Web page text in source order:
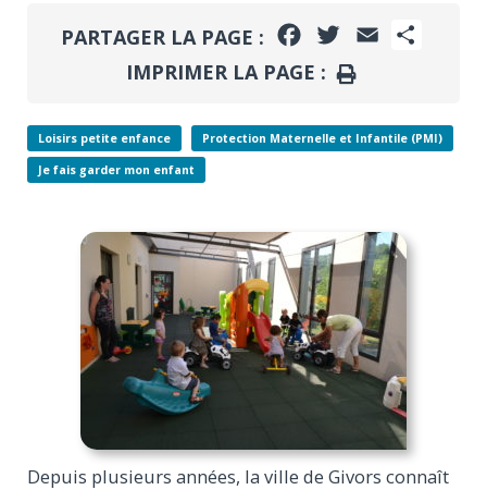
PARTAGER LA PAGE : FACEBOOKTWITTER
EMAIL
IMPRIMER LA PAGE : IMPRIMER
Loisirs petite enfance Protection Maternelle et Infantile (PMI)
Je fais garder mon enfant
Depuis plusieurs années, la ville de Givors connaît